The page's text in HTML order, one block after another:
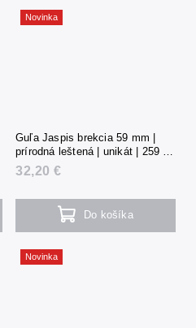
Novinka
Guľa Jaspis brekcia 59 mm |
prírodná leštená | unikát | 259 g |
Čína
32,20 €
Do košíka
Novinka